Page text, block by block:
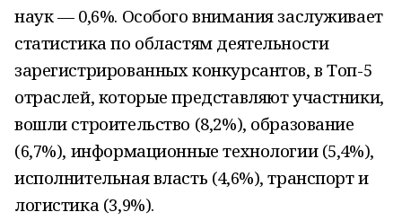
наук — 0,6%. Особого внимания заслуживает
статистика по областям деятельности
зарегистрированных конкурсантов, в Топ-5
отраслей, которые представляют участники,
вошли строительство (8,2%), образование
(6,7%), информационные технологии (5,4%),
исполнительная власть (4,6%), транспорт и
логистика (3,9%).